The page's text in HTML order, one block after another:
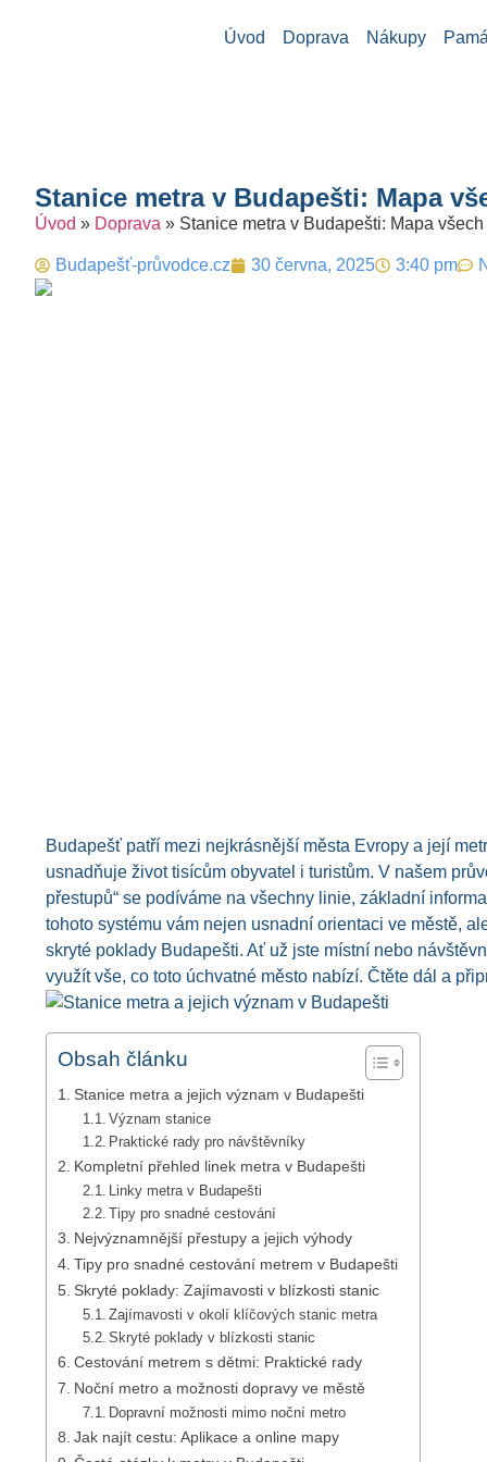
Úvod Doprava Nákupy
Stanice metra v Budapešti: Mapa
Úvod » Doprava » Stanice metra v Budapešti: Mapa
Budapešť-průvodce.cz 30 června, 2025 3:40 pm
Budapešť patří mezi nejkrásnější města Evropy a její
usnadňuje život tisícům obyvatel i turistům. V našem
přestupů“ se podíváme na všechny linie, základní
tohoto systému vám nejen usnadní orientaci ve městě,
skryté poklady Budapešti. Ať už jste místní nebo
využít vše, co toto úchvatné město nabízí. Čtěte dál a
Obsah článku
Stanice metra a jejich význam v Budapešti
Význam stanice
Praktické rady pro návštěvníky
Kompletní přehled linek metra v Budapešti
Linky metra v Budapešti
Tipy pro snadné cestování
Nejvýznamnější přestupy a jejich výhody
Tipy pro snadné cestování metrem v Budapešti
Skryté poklady: Zajímavosti v blízkosti stanic
Zajímavosti v okolí klíčových stanic metra
Skryté poklady v blízkosti stanic
Cestování metrem s dětmi: Praktické rady
Noční metro a možnosti dopravy ve městě
Dopravní možnosti mimo noční metro
Jak najít cestu: Aplikace a online mapy